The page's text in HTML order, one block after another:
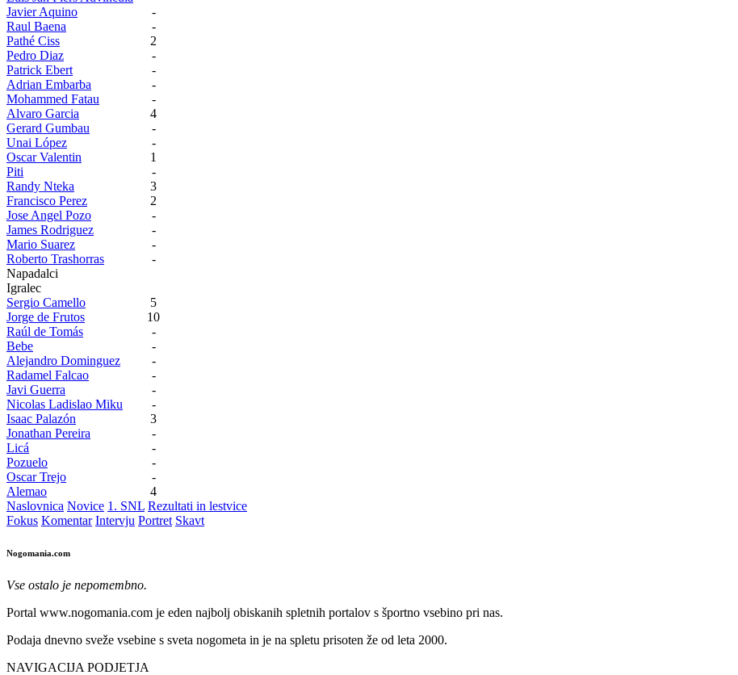
Javier Aquino
-
Raul Baena
-
Pathé Ciss
2
Pedro Diaz
-
Patrick Ebert
-
Adrian Embarba
-
Mohammed Fatau
-
Alvaro Garcia
4
Gerard Gumbau
-
Unai López
-
Oscar Valentin
1
Piti
-
Randy Nteka
3
Francisco Perez
2
Jose Angel Pozo
-
James Rodriguez
-
Mario Suarez
-
Roberto Trashorras
-
Napadalci
Igralec
Sergio Camello
5
Jorge de Frutos
10
Raúl de Tomás
-
Bebe
-
Alejandro Dominguez
-
Radamel Falcao
-
Javi Guerra
-
Nicolas Ladislao Miku
-
Isaac Palazón
3
Jonathan Pereira
-
Licá
-
Pozuelo
-
Oscar Trejo
-
Alemao
4
Naslovnica Novice 1. SNL Rezultati in lestvice
Fokus Komentar Intervju Portret Skavt
Nogomania.com
Vse ostalo je nepomembno.
Portal www.nogomania.com je eden najbolj obiskanih spletnih portalov s športno vsebino pri nas.
Podaja dnevno sveže vsebine s sveta nogometa in je na spletu prisoten že od leta 2000.
NAVIGACIJA PODJETJA